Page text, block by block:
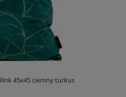
45x45 ciemny turkus